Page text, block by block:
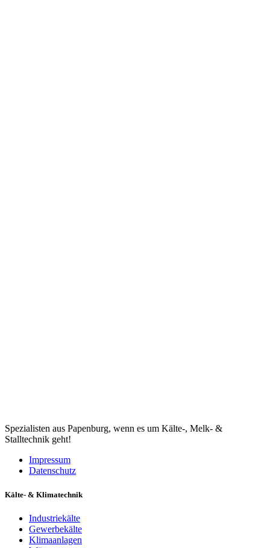
Spezialisten aus Papenburg, wenn es um Kälte-, Melk- &
Stalltechnik geht!
Impressum
Datenschutz
Kälte- & Klimatechnik
Industriekälte
Gewerbekälte
Klimaanlagen